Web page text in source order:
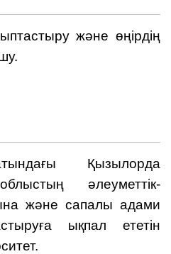
және өңірдің
Қызылорда
әлеуметтік-
және сапалы адами
ықпал ететін